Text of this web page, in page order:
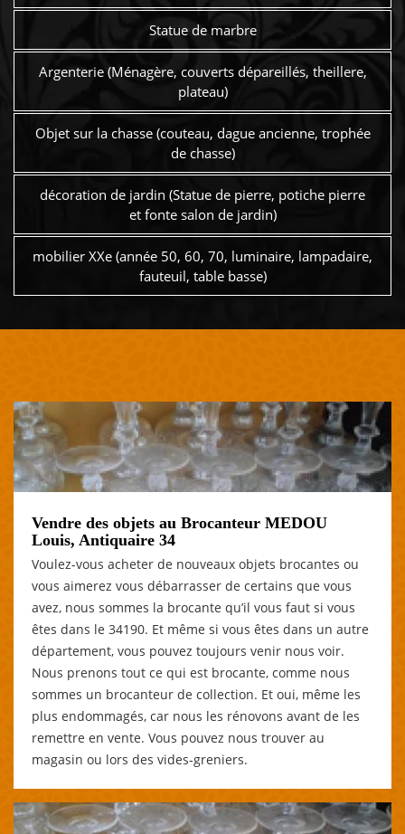
Statue de marbre
Argenterie (Ménagère, couverts dépareillés, theillere,
plateau)
Objet sur la chasse (couteau, dague ancienne, trophée
de chasse)
décoration de jardin (Statue de pierre, potiche pierre
et fonte salon de jardin)
mobilier XXe (année 50, 60, 70, luminaire, lampadaire,
fauteuil, table basse)
Vendre des objets au Brocanteur MEDOU
Louis, Antiquaire 34
Voulez-vous acheter de nouveaux objets brocantes ou
vous aimerez vous débarrasser de certains que vous
avez, nous sommes la brocante qu’il vous faut si vous
êtes dans le 34190. Et même si vous êtes dans un autre
département, vous pouvez toujours venir nous voir.
Nous prenons tout ce qui est brocante, comme nous
sommes un brocanteur de collection. Et oui, même les
plus endommagés, car nous les rénovons avant de les
remettre en vente. Vous pouvez nous trouver au
magasin ou lors des vides-greniers.